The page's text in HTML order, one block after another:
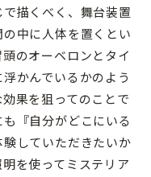
描くべく、舞台装置
中に人体を置くとい
のオーベロンとタイ
かんでいるかのよう
果を狙ってのことで
『自分がどこにいる
していただきたいか
を使ってミステリア